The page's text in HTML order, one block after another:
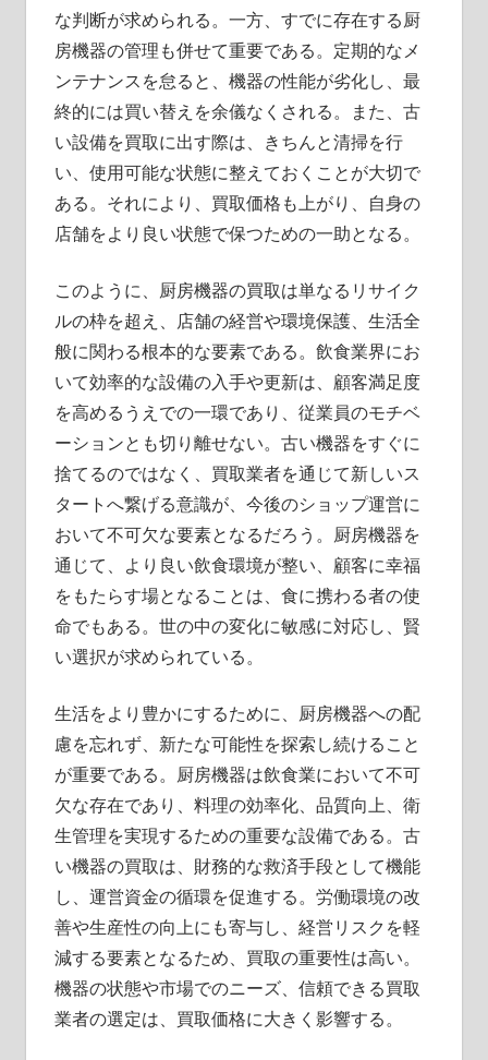
な判断が求められる。一方、すでに存在する厨
房機器の管理も併せて重要である。定期的なメ
ンテナンスを怠ると、機器の性能が劣化し、最
終的には買い替えを余儀なくされる。また、古
い設備を買取に出す際は、きちんと清掃を行
い、使用可能な状態に整えておくことが大切で
ある。それにより、買取価格も上がり、自身の
店舗をより良い状態で保つための一助となる。
このように、厨房機器の買取は単なるリサイク
ルの枠を超え、店舗の経営や環境保護、生活全
般に関わる根本的な要素である。飲食業界にお
いて効率的な設備の入手や更新は、顧客満足度
を高めるうえでの一環であり、従業員のモチベ
ーションとも切り離せない。古い機器をすぐに
捨てるのではなく、買取業者を通じて新しいス
タートへ繋げる意識が、今後のショップ運営に
おいて不可欠な要素となるだろう。厨房機器を
通じて、より良い飲食環境が整い、顧客に幸福
をもたらす場となることは、食に携わる者の使
命でもある。世の中の変化に敏感に対応し、賢
い選択が求められている。
生活をより豊かにするために、厨房機器への配
慮を忘れず、新たな可能性を探索し続けること
が重要である。厨房機器は飲食業において不可
欠な存在であり、料理の効率化、品質向上、衛
生管理を実現するための重要な設備である。古
い機器の買取は、財務的な救済手段として機能
し、運営資金の循環を促進する。労働環境の改
善や生産性の向上にも寄与し、経営リスクを軽
減する要素となるため、買取の重要性は高い。
機器の状態や市場でのニーズ、信頼できる買取
業者の選定は、買取価格に大きく影響する。